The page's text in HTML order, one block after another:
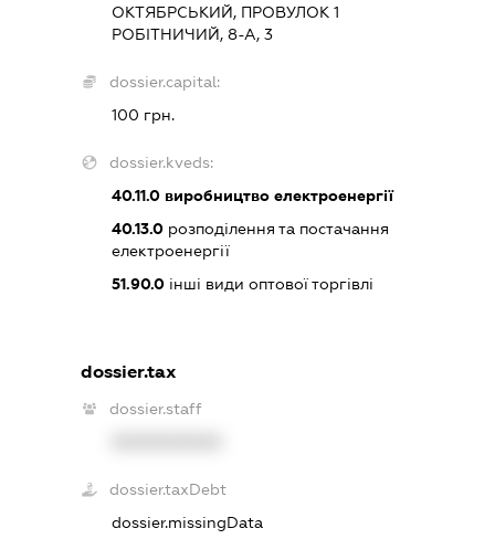
ОКТЯБРСЬКИЙ, ПРОВУЛОК 1
РОБІТНИЧИЙ, 8-А, 3
dossier.capital:
100 грн.
dossier.kveds:
40.11.0виробництво електроенергії
40.13.0розподілення та постачання
електроенергії
51.90.0інші види оптової торгівлі
dossier.tax
dossier.staff
dossier.taxDebt
dossier.missingData